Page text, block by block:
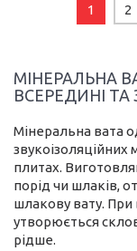
1 2
МІНЕРАЛЬНА
ВСЕРЕДИНІ ТА
Мінеральна вата
звукоізоляційних
плитах.
порід чи шлаків,
шлакову вату. При
утворюється
рідше.